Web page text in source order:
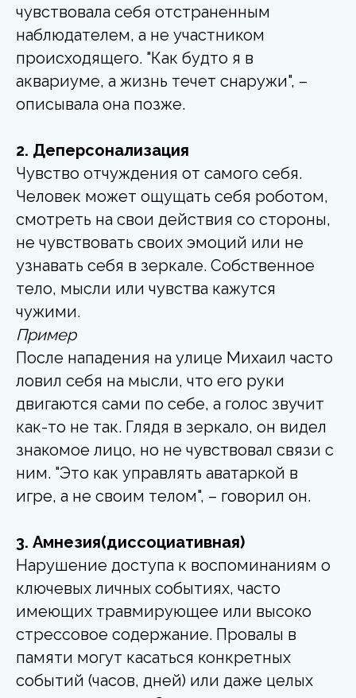
чувствовала себя отстраненным
наблюдателем, а не участником
происходящего. "Как будто я в
аквариуме, а жизнь течет снаружи", –
описывала она позже.
2. Деперсонализация
Чувство отчуждения от самого себя.
Человек может ощущать себя роботом,
смотреть на свои действия со стороны,
не чувствовать своих эмоций или не
узнавать себя в зеркале. Собственное
тело, мысли или чувства кажутся
чужими.
Пример
После нападения на улице Михаил часто
ловил себя на мысли, что его руки
двигаются сами по себе, а голос звучит
как-то не так. Глядя в зеркало, он видел
знакомое лицо, но не чувствовал связи с
ним. "Это как управлять аватаркой в
игре, а не своим телом", – говорил он.
3. Амнезия(диссоциативная)
Нарушение доступа к воспоминаниям о
ключевых личных событиях, часто
имеющих травмирующее или высоко
стрессовое содержание. Провалы в
памяти могут касаться конкретных
событий (часов, дней) или даже целых